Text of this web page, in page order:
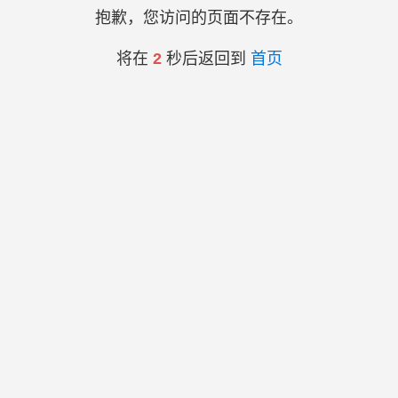
抱歉，您访问的页面不存在。
将在 2秒后返回到 首页